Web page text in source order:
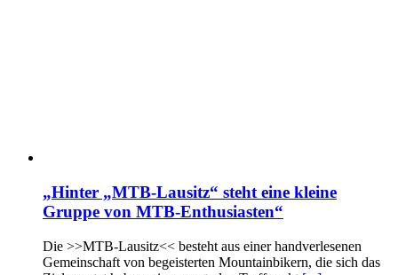
„Hinter „MTB-Lausitz“ steht eine kleine
Gruppe von MTB-Enthusiasten“
Die >>MTB-Lausitz<< besteht aus einer handverlesenen
Gemeinschaft von begeisterten Mountainbikern, die sich das